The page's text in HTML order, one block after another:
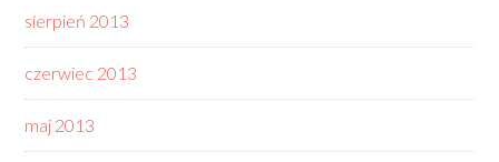
sierpień 2013
czerwiec 2013
maj 2013